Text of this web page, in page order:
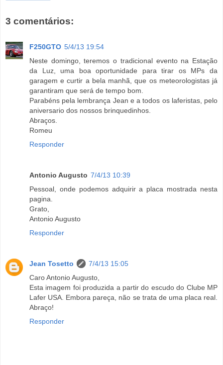
3 comentários:
F250GTO 5/4/13 19:54
Neste domingo, teremos o tradicional evento na Estação
da Luz, uma boa oportunidade para tirar os MPs da
garagem e curtir a bela manhã, que os meteorologistas já
garantiram que será de tempo bom.
Parabéns pela lembrança Jean e a todos os laferistas, pelo
aniversario dos nossos brinquedinhos.
Abraços.
Romeu
Responder
Antonio Augusto 7/4/13 10:39
Pessoal, onde podemos adquirir a placa mostrada nesta
pagina.
Grato,
Antonio Augusto
Responder
Jean Tosetto
7/4/13 15:05
Caro Antonio Augusto,
Esta imagem foi produzida a partir do escudo do Clube MP
Lafer USA. Embora pareça, não se trata de uma placa real.
Abraço!
Responder